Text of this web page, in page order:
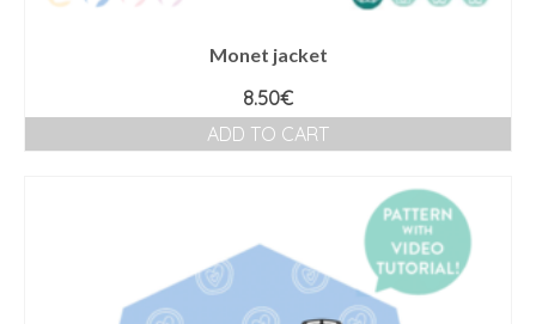
Monet jacket
8.50€
ADD TO CART